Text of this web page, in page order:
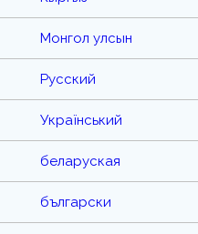
Монгол улсын
Русский
Український
беларуская
български